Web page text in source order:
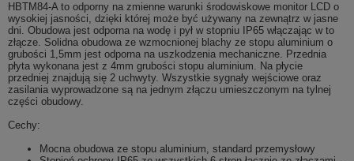
HBTM84-A to odporny na zmienne warunki środowiskowe monitor LCD o
wysokiej jasności, dzięki której może być używany na zewnątrz w jasne
dni. Obudowa jest odporna na wodę i pył w stopniu IP65 włączając w to
złącze. Solidna obudowa ze wzmocnionej blachy ze stopu aluminium o
grubości 1,5mm jest odporna na uszkodzenia mechaniczne. Przednia
płyta wykonana jest z 4mm grubości stopu aluminium. Na płycie
przedniej znajdują się 2 uchwyty. Wszystkie sygnały wejściowe oraz
zasilania wyprowadzone są na jednym złączu umieszczonym na tylnej
części obudowy.
Cechy:
Mocna obudowa ze stopu aluminium, standard przemysłowy